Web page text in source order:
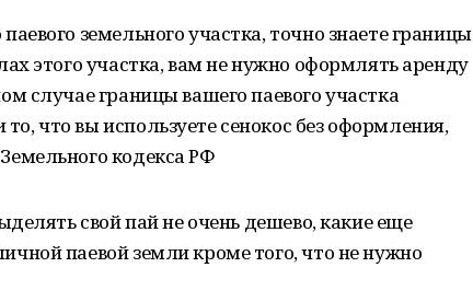
земельного участка, точно знаете границы
этого участка, вам не нужно оформлять аренду
случае границы вашего паевого участка
что вы используете сенокос без оформления,
кодекса РФ
свой пай не очень дешево, какие еще
паевой земли кроме того, что не нужно